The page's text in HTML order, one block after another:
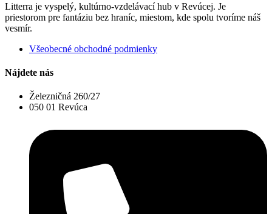
Litterra je vyspelý, kultúrno-vzdelávací hub v Revúcej. Je
priestorom pre fantáziu bez hraníc, miestom, kde spolu tvoríme náš
vesmír.
Všeobecné obchodné podmienky
Nájdete nás
Železničná 260/27
050 01 Revúca